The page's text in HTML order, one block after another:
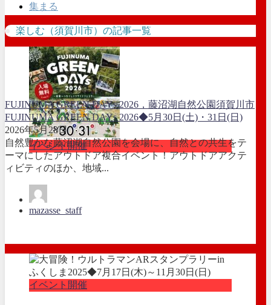
集まる
楽しむ（須賀川市）の記事一覧
イベント開催
FUJINUMA GREEN DAYs 2026，藤沼湖自然公園須賀川市
FUJINUMA GREEN DAYs 2026◆5月30日(土)・31日(日)
2026年5月28日
自然豊かな藤沼湖自然公園を会場に、自然との共生をテ
ーマにしたアウトドア複合イベント！アウトドアアクテ
ィビティのほか、地域...
mazasse_staff
イベント開催